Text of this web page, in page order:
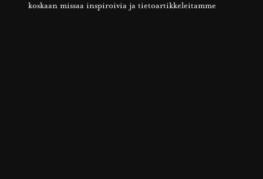
koskaan missaa inspiroivia ja tietoartikkeleitamme